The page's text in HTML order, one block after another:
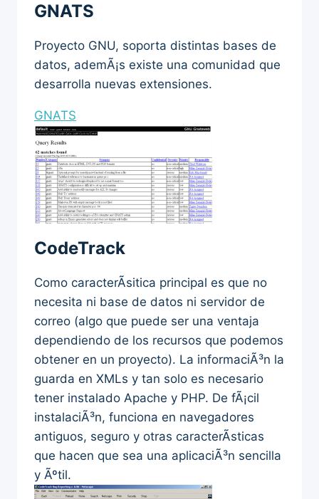
GNATS
Proyecto GNU, soporta distintas bases de
datos, ademÃ¡s existe una comunidad que
desarrolla nuevas extensiones.
GNATS
CodeTrack
Como caracterÃ­sitica principal es que no
necesita ni base de datos ni servidor de
correo (algo que puede ser una ventaja
dependiendo de los recursos que podemos
obtener en un proyecto). La informaciÃ³n la
guarda en XMLs y tan solo es necesario
tener instalado Apache y PHP. De fÃ¡cil
instalaciÃ³n, funciona en navegadores
antiguos, seguro y otras caracterÃ­sticas
que hacen que sea una aplicaciÃ³n sencilla
y Ãºtil.